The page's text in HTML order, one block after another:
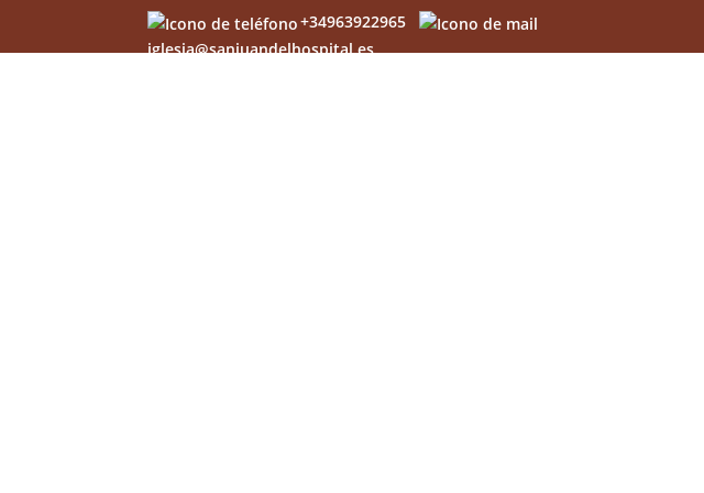
+34963922965
iglesia@sanjuandelhospital.es